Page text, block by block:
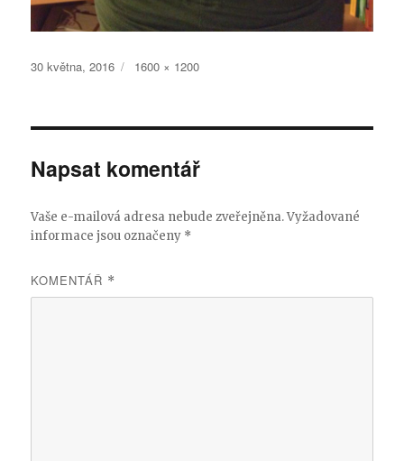
Publikováno:
30 května, 2016
Původní
1600 × 1200
Napsat komentář
Vaše e-mailová adresa nebude zveřejněna. Vyžadované
informace jsou označeny *
KOMENTÁŘ *